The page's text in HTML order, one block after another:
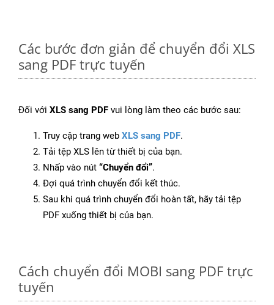
Các bước đơn giản để chuyển đổi XLS
sang PDF trực tuyến
Đối với XLS sang PDF vui lòng làm theo các bước sau:
Truy cập trang web XLS sang PDF.
Tải tệp XLS lên từ thiết bị của bạn.
Nhấp vào nút “Chuyển đổi”.
Đợi quá trình chuyển đổi kết thúc.
Sau khi quá trình chuyển đổi hoàn tất, hãy tải tệp
PDF xuống thiết bị của bạn.
Cách chuyển đổi MOBI sang PDF trực
tuyến